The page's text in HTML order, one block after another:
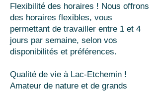
Flexibilité des horaires ! Nous offrons
des horaires flexibles, vous
permettant de travailler entre 1 et 4
jours par semaine, selon vos
disponibilités et préférences.
Qualité de vie à Lac-Etchemin !
Amateur de nature et de grands